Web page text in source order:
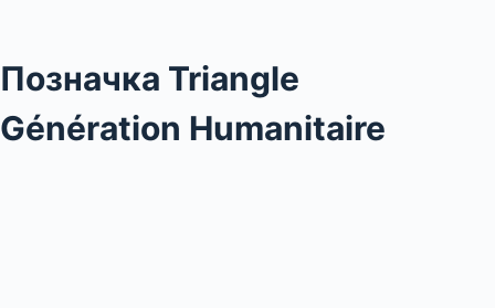
Позначка Triangle
Génération Humanitaire